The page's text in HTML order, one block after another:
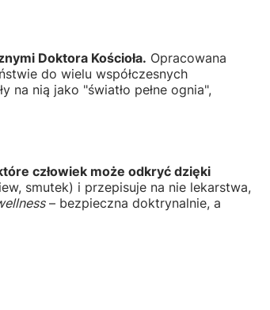
Doktora Kościoła. Opracowana
do wielu współczesnych
na nią jako "światło pełne ognia",
człowiek może odkryć dzięki
smutek) i przepisuje na nie lekarstwa,
– bezpieczna doktrynalnie, a